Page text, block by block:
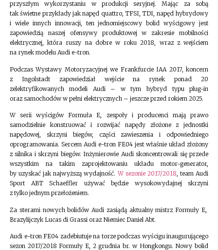
przyszłym wykorzystaniu w produkcji seryjnej. Mając za sobą
tak świetne przykłady jak napęd quattro, TFSI, TDI, napęd hybrydowy
i wiele innych innowacji, ten jednomiejscowy bolid wyścigowy jest
zapowiedzią naszej ofensywy produktowej w zakresie mobilności
elektrycznej, która ruszy na dobre w roku 2018, wraz z wejściem
na rynek modelu Audi e-tron.
Podczas Wystawy Motoryzacyjnej we Frankfurcie IAA 2017, koncern
z Ingolstadt zapowiedział wejście na rynek ponad 20
zelektryfikowanych modeli Audi – w tym hybryd typu plug-in
oraz samochodów w pełni elektrycznych – jeszcze przed rokiem 2025.
W serii wyścigów Formuła E, zespoły i producenci mają prawo
samodzielnie konstruować i rozwijać napędy złożone z jednostki
napędowej, skrzyni biegów, części zawieszenia i odpowiedniego
oprogramowania. Sercem Audi e-tron FE04 jest właśnie układ złożony
z silnika i skrzyni biegów. Inżynierowie Audi skoncentrowali się przede
wszystkim na takim zaprojektowaniu układu motor-generator,
by uzyskać jak najwyższą wydajność.W sezonie 2017/2018, team Audi
Sport ABT Schaeffler używać będzie wysokowydajnej skrzyni
z tylko jednym przełożeniem.
Za sterami nowych bolidów Audi zasiądą aktualny mistrz Formuły E,
Brazylijczyk Lucas di Grassi oraz Niemiec Daniel Abt.
Audi e-tron FE04 zadebiutuje na torze podczas wyścigu inaugurującego
sezon 2017/2018 Formuły E, 2 grudnia br. w Hongkongu. Nowy bolid